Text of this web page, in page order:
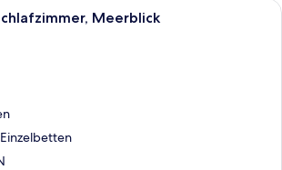
Ein modernes Wohnzimmer mit
Meerblick